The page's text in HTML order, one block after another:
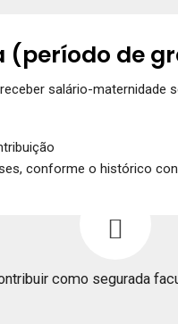
(período de
salário-maternidade
conforme o histórico
como segurada